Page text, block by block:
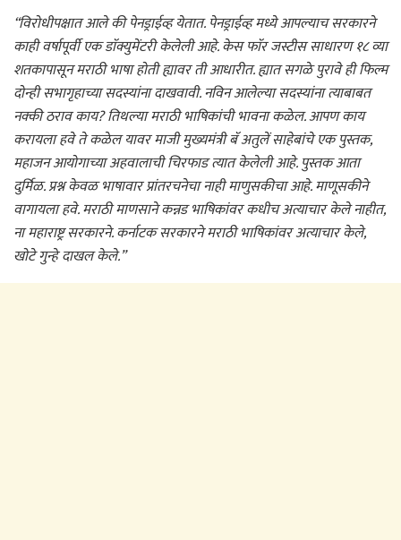
“विरोधीपक्षात आले की पेनड्राईव्ह येतात. पेनड्राईव्ह मध्ये आपल्याच सरकारने
काही वर्षापूर्वी एक डाॅक्युमेंटरी केलेली आहे. केस फाॅर जस्टीस साधारण १८ व्या
शतकापासून मराठी भाषा होती ह्यावर ती आधारीत. ह्यात सगळे पुरावे ही फिल्म
दोन्ही सभागृहाच्या सदस्यांना दाखवावी. नविन आलेल्या सदस्यांना त्याबाबत
नक्की ठराव काय? तिथल्या मराठी भाषिकांची भावना कळेल. आपण काय
करायला हवे ते कळेल यावर माजी मुख्यमंत्री बॅ अतुलें साहेबांचे एक पुस्तक,
महाजन आयोगाच्या अहवालाची चिरफाड त्यात केलेली आहे. पुस्तक आता
दुर्मिळ. प्रश्न केवळ भाषावार प्रांतरचनेचा नाही माणुसकीचा आहे. माणूसकीने
वागायला हवे. मराठी माणसाने कन्नड भाषिकांवर कधीच अत्याचार केले नाहीत,
ना महाराष्ट्र सरकारने. कर्नाटक सरकारने मराठी भाषिकांवर अत्याचार केले,
खोटे गुन्हे दाखल केले.”